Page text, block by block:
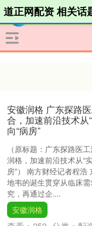
道正网配资 相关话
安徽润格 广东探路
合，加速前沿技术从
向“病房”
（原标题：广东探路医
润格，加速前沿技术从“
房”） 南方财经记者程浩
地韦的诞生贯穿从临床
究，再通过企....
安徽润格